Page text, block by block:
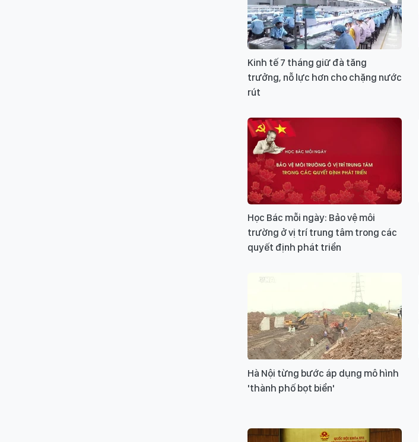
Kinh tế 7 tháng giữ đà tăng
trưởng, nỗ lực hơn cho chặng nước
rút
Học Bác mỗi ngày: Bảo vệ môi
trường ở vị trí trung tâm trong các
quyết định phát triển
Hà Nội từng bước áp dụng mô hình
'thành phố bọt biển'